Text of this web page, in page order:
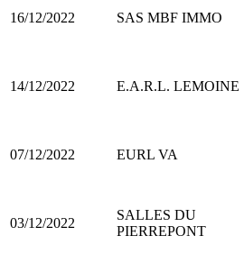
16/12/2022 SAS MBF IMMO
14/12/2022 E.A.R.L. LEMOINE
07/12/2022 EURL VA
03/12/2022
SALLES DU
PIERREPONT